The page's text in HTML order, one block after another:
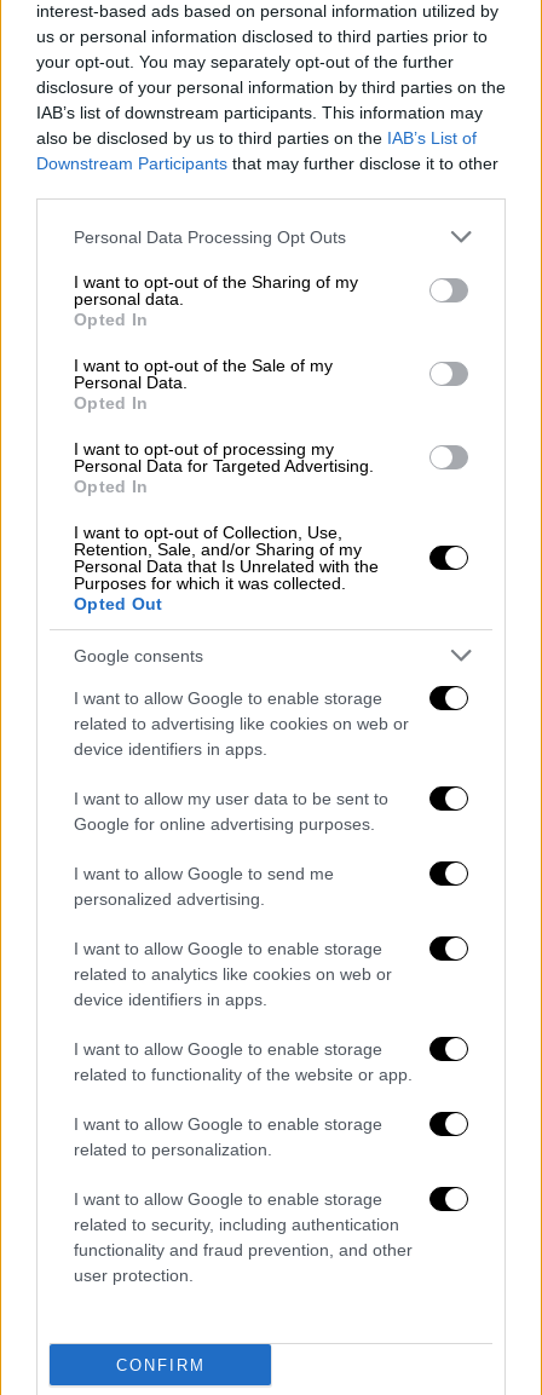
interest-based ads based on personal information utilized by
us or personal information disclosed to third parties prior to
your opt-out. You may separately opt-out of the further
disclosure of your personal information by third parties on the
IAB’s list of downstream participants. This information may
also be disclosed by us to third parties on the IAB’s List of
Downstream Participants that may further disclose it to other
Please note that this website/app uses one or more Google
not limited to your visit or usage behaviour. You may click to
grant or deny consent to Google and its third-party tags to
use your data for below specified purposes in below Google
consent section.
Personal Data Processing Opt Outs
I want to opt-out of the Sharing of my
personal data.
Opted In
I want to opt-out of the Sale of my
Personal Data.
Opted In
I want to opt-out of processing my
Personal Data for Targeted Advertising.
Opted In
I want to opt-out of Collection, Use,
Retention, Sale, and/or Sharing of my
Personal Data that Is Unrelated with the
Purposes for which it was collected.
Opted Out
Google consents
I want to allow Google to enable storage
related to advertising like cookies on web or
device identifiers in apps.
I want to allow my user data to be sent to
Google for online advertising purposes.
I want to allow Google to send me
personalized advertising.
I want to allow Google to enable storage
related to analytics like cookies on web or
device identifiers in apps.
I want to allow Google to enable storage
related to functionality of the website or app.
I want to allow Google to enable storage
related to personalization.
I want to allow Google to enable storage
related to security, including authentication
functionality and fraud prevention, and other
user protection.
CONFIRM
(3) οι οικονομικοί και άλλοι πόροι που είναι
στη διάθεση του παιδιού ή του εφήβου.
Οι παράγοντες αυτοίισχύουν ανεξάρτητα
από τον σεξουαλικό προσανατολισμό των
γονέων. Επομένως, με βάση την υπάρχουσα
βιβλιογραφία, οι θετικές σχέσεις μέσα στην
οικογένεια αποτελούν τον κρισιμότερο
παράγοντα για την ομαλή προσαρμογή και
ανάπτυξη των παιδιών και όχι το είδος ή η
δομή της οικογένειας που δημιουργείται».
«Επιπλέον, είναι γνωστό από πολλές
έρευνες ότι παράγοντες εκτός πλαισίου
οικογένειαςεπηρεάζουντην ανάπτυξηκαι
ψυχική ευημερία των παιδιών.
Σημαντικό
στίγμα. Με δεδομένο ότι σε κοινωνίες,
όπως η ελληνική, εκδηλώνεται στιγματισμός
οικογενειών και παιδιών με μη τυπικά
χαρακτηριστικά, είναι κρίσιμο να
σχεδιαστούν και να υλοποιηθούν
εκπαιδευτικές και κοινωνικές πολιτικές,
παράλληλα και συμπληρωματικά προς τις
νομικές παρεμβάσεις, για την καταπολέμηση
του στίγματος σε βάρος των ομόφυλων
οικογενειών και των παιδιών που
Τα παραπάνω βρίσκονται σε συμφωνία με τις
δημόσιες τοποθετήσεις σχετικά με το
ζήτημα της τεκνοθεσίας από ομόφυλα
ζευγάρια που έχουν δημοσιεύσει διεθνείς
επιστημονικές ψυχολογικές εταιρείες, όπως
η Αμερικανική Ψυχολογική Εταιρεία[1], η
Αυστραλιανή Ψυχολογική Εταιρεία[3].
Υποστηρίζουμε την ισότητα στο
με ταγονικά δικαιώματαπου αυτή
διασφαλίζει και στα ομόφυλα ζευγάρια.
προϋπόθεση για την ομαλή ολόπλευρη
ανάπτυξη όλων των παιδιών να γίνουν